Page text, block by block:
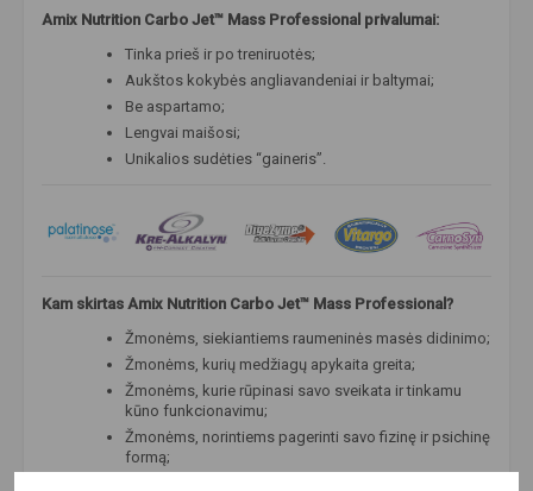
Amix Nutrition Carbo Jet™ Mass Professional privalumai:
Tinka prieš ir po treniruotės;
Aukštos kokybės angliavandeniai ir baltymai;
Be aspartamo;
Lengvai maišosi;
Unikalios sudėties “gaineris”.
Kam skirtas Amix Nutrition Carbo Jet™ Mass Professional?
Žmonėms, siekiantiems raumeninės masės didinimo;
Žmonėms, kurių medžiagų apykaita greita;
Žmonėms, kurie rūpinasi savo sveikata ir tinkamu
kūno funkcionavimu;
Žmonėms, norintiems pagerinti savo fizinę ir psichinę
formą;